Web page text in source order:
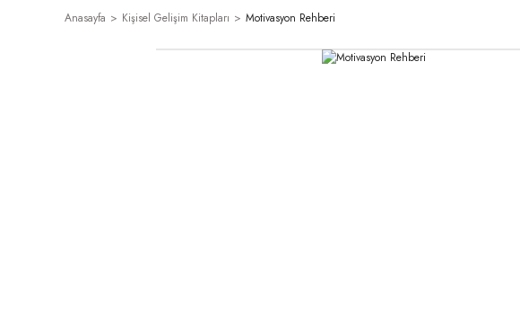
Anasayfa Kişisel Gelişim Kitapları Motivasyon Rehberi